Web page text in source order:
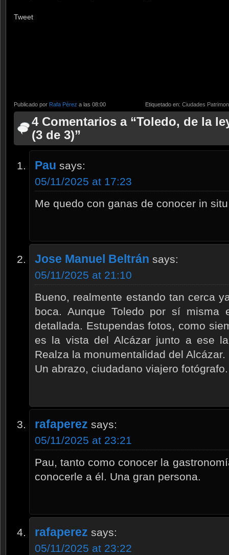
Tweet
Publicado por Rafa Pérez a las 08:00 Etiquetado en: Ciudades
4 Comentarios a “Toledo, de la
(3 de 3)”
Pau says:
05/11/2025 at 17:23
Me quedo con ganas de conocer in
Jose Manuel Beltrán says:
05/11/2025 at 21:10
Bueno, realmente estando tan cerca
boca. Aunque Toledo por sí
detallada. Estupendas fotos, como
es la vista del Alcázar junto a ese
Realza la monumentalidad del
Un abrazo, ciudadano viajero fotógrafo.
rafaperez says:
05/11/2025 at 23:21
Pau, tanto como conocer la
conocerle a él. Una gran persona.
rafaperez says:
05/11/2025 at 23:22